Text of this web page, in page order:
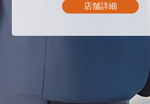
店舗詳細